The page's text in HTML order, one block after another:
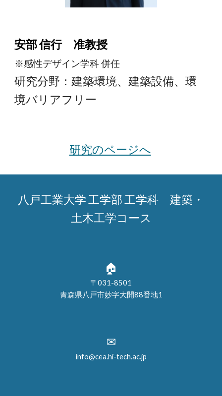
安部 信行 准教授
※感性デザイン学科 併任
研究分野：建築環境、建築設備、環
境バリアフリー
研究のページへ
八戸工業大学 工学部 工学科 建築・
土木工学コース
🏠
〒031-8501
青森県八戸市妙字大開88番地1
✉
info@cea.hi-tech.ac.jp